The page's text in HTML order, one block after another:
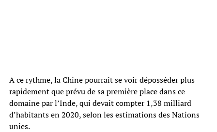
A ce rythme, la Chine pourrait se voir déposséder plus
rapidement que prévu de sa première place dans ce
domaine par l’Inde, qui devait compter 1,38 milliard
d’habitants en 2020, selon les estimations des Nations
unies.